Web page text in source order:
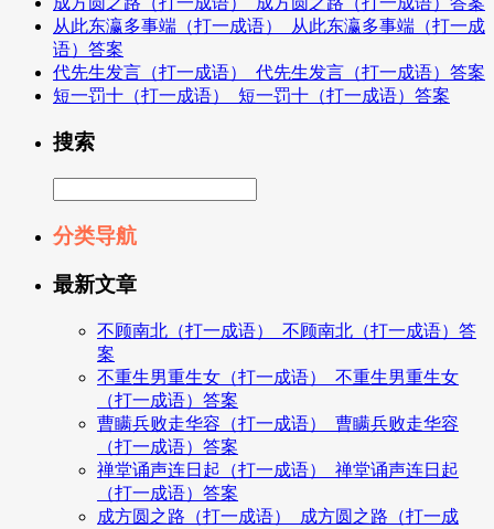
从此东瀛多事端（打一成语）_从此东瀛多事端（打一成
语）答案
代先生发言（打一成语）_代先生发言（打一成语）答案
短一罚十（打一成语）_短一罚十（打一成语）答案
搜索
分类导航
最新文章
不顾南北（打一成语）_不顾南北（打一成语）答
案
不重生男重生女（打一成语）_不重生男重生女
（打一成语）答案
曹瞒兵败走华容（打一成语）_曹瞒兵败走华容
（打一成语）答案
禅堂诵声连日起（打一成语）_禅堂诵声连日起
（打一成语）答案
成方圆之路（打一成语）_成方圆之路（打一成